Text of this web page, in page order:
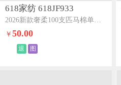
618家纺 618JF933
2026新款奢柔100支匹马棉单床笠-海岛系列海岛灰
￥50.00
退 图